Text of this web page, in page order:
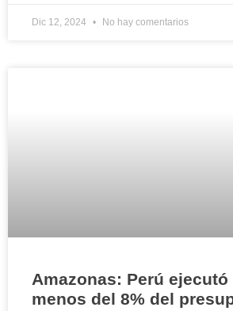
Dic 12, 2024 No hay comentarios
Amazonas: Perú ejecutó
menos del 8% del